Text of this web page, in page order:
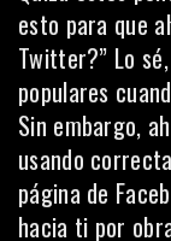
esto para que
Twitter?” Lo
populares
Sin embargo,
usando
página de
hacia ti por